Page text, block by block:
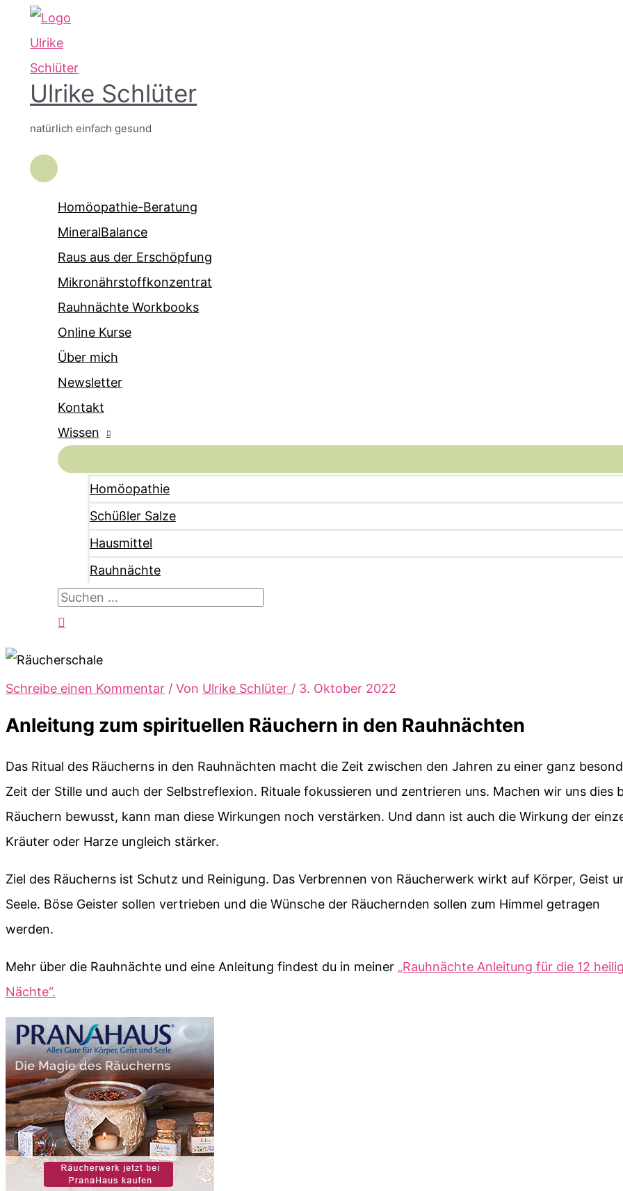
Zum
Inhalt
springen
Ulrike Schlüter
natürlich einfach gesund
Hauptmenü
Homöopathie-Beratung
MineralBalance
Raus aus der Erschöpfung
Mikronährstoffkonzentrat
Rauhnächte Workbooks
Online Kurse
Über mich
Newsletter
Kontakt
Wissen
Homöopathie
Schüßler Salze
Hausmittel
Rauhnächte
Suchen
nach:
Schreibe einen Kommentar / Von Ulrike Schlüter / 3. Oktober 2022
Anleitung zum spirituellen Räuchern in den Rauhnächten
Das Ritual des Räucherns in den Rauhnächten macht die Zeit zwischen den Jahren zu einer ganz
Zeit der Stille und auch der Selbstreflexion. Rituale fokussieren und zentrieren uns. Machen wir uns dies
Räuchern bewusst, kann man diese Wirkungen noch verstärken. Und dann ist auch die Wirkung der
Kräuter oder Harze ungleich stärker.
Ziel des Räucherns ist Schutz und Reinigung. Das Verbrennen von Räucherwerk wirkt auf Körper, Geist
Seele. Böse Geister sollen vertrieben und die Wünsche der Räuchernden sollen zum Himmel getragen
werden.
Mehr über die Rauhnächte und eine Anleitung findest du in meiner „Rauhnächte Anleitung für die 12
Nächte“.